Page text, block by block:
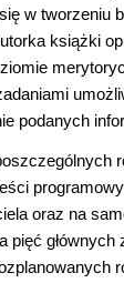
w tworzeniu
książki
podanych
oraz na
pięć głównych